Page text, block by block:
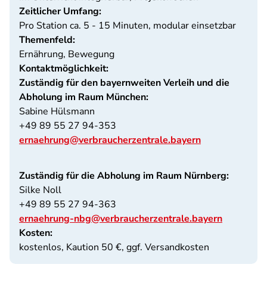
Zeitlicher Umfang:
Pro Station ca. 5 - 15 Minuten, modular einsetzbar
Themenfeld:
Ernährung, Bewegung
Kontaktmöglichkeit:
Zuständig für den bayernweiten Verleih und die
Abholung im Raum München:
Sabine Hülsmann
+49 89 55 27 94-353
ernaehrung@verbraucherzentrale.bayern
Zuständig für die Abholung im Raum Nürnberg:
Silke Noll
+49 89 55 27 94-363
ernaehrung-nbg@verbraucherzentrale.bayern
Kosten:
kostenlos, Kaution 50 €, ggf. Versandkosten